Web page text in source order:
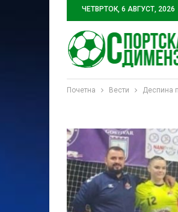
ЧЕТВРТОК, 6 АВГУСТ, 2026
Почетна Вести Деспина